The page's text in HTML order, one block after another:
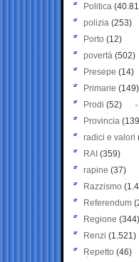
Politica
polizia (253)
Porto (12)
povertà (502)
Presepe (14)
Primarie (149)
Prodi (52)
Provincia
radici e valori
RAI (359)
rapine (37)
Razzismo
Referendum
Regione (344)
Renzi (1.521)
Repetto (46)